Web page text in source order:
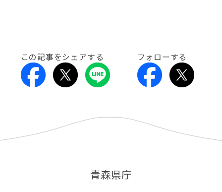
この記事をシェアする フォローする
青森県庁